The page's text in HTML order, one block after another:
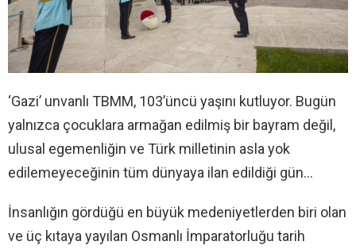
‘Gazi’ unvanlı TBMM, 103’üncü yaşını kutluyor. Bugün
yalnızca çocuklara armağan edilmiş bir bayram değil,
ulusal egemenliğin ve Türk milletinin asla yok
edilemeyeceğinin tüm dünyaya ilan edildiği gün…
İnsanlığın gördüğü en büyük medeniyetlerden biri olan
ve üç kıtaya yayılan Osmanlı İmparatorluğu tarih